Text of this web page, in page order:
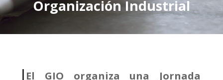
del Grado en Ingeniería
en Organización
Organización Industrial
El GIO organiza una Jornada